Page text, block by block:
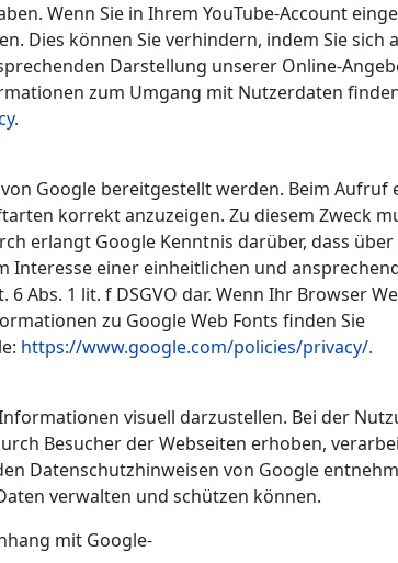
Wenn Sie in Ihrem YouTube-Account
Dies können Sie verhindern, indem Sie sich
Darstellung unserer Online-
zum Umgang mit Nutzerdaten
Google bereitgestellt werden. Beim Aufruf
korrekt anzuzeigen. Zu diesem Zweck
erlangt Google Kenntnis darüber, dass
Interesse einer einheitlichen und
Abs. 1 lit. f DSGVO dar. Wenn Ihr Browser
zu Google Web Fonts finden Sie
https://www.google.com/policies/privacy/.
visuell darzustellen. Bei der
Besucher der Webseiten erhoben,
Datenschutzhinweisen von Google
verwalten und schützen können.
mit Google-